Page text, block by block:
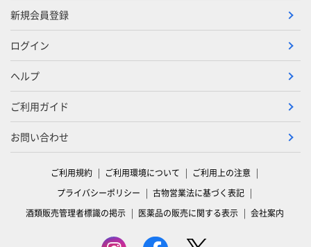
新規会員登録
ログイン
ヘルプ
ご利用ガイド
お問い合わせ
ご利用規約 ご利用環境について
ご利用上の注意
プライバシーポリシー
古物営業法に基づく表記
酒類販売管理者標識の掲示
医薬品の販売に関する表示 会社案内